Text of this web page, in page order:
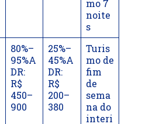
mo 7
noite
s
80%–
95%A
DR:
R$
450–
900
25%–
45%A
DR:
R$
200–
380
Turis
mo de
fim
de
sema
na do
interi